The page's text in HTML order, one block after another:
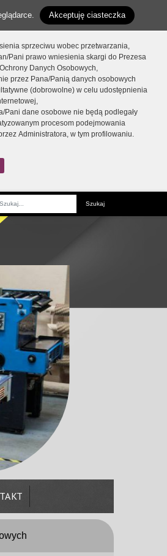
Akceptuję ciasteczka
sprzeciwu wobec przetwarzania,
Pani prawo wniesienia skargi do Prezesa
Danych Osobowych,
przez Pana/Panią danych osobowych
(dobrowolne) w celu udostępnienia
Pani dane osobowe nie będą podlegały
procesom podejmowania
Administratora, w tym profilowaniu.